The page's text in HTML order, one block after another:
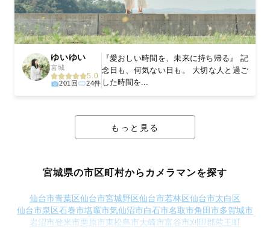
ゆいゆい
宮城
5.0
201回 24件
『愛おしい時間を、未来に持ち帰る』 記
念日も、何気ない日も。 大切な人と過ご
した時間を...
もっと見る
宮城県の市区町村からカメラマンを探す
仙台市青葉区仙台市宮城野区仙台市若林区仙台市太白区
仙台市泉区石巻市塩竈市気仙沼市白石市名取市角田市多賀城市
岩沼市登米市栗原市東松島市大崎市富谷市刈田郡蔵王町